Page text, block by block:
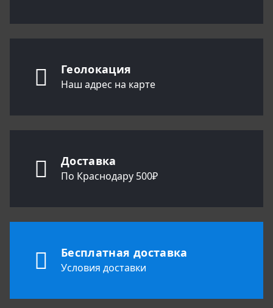
Геолокация
Наш адрес на карте
Доставка
По Краснодару 500₽
Бесплатная доставка
Условия доставки